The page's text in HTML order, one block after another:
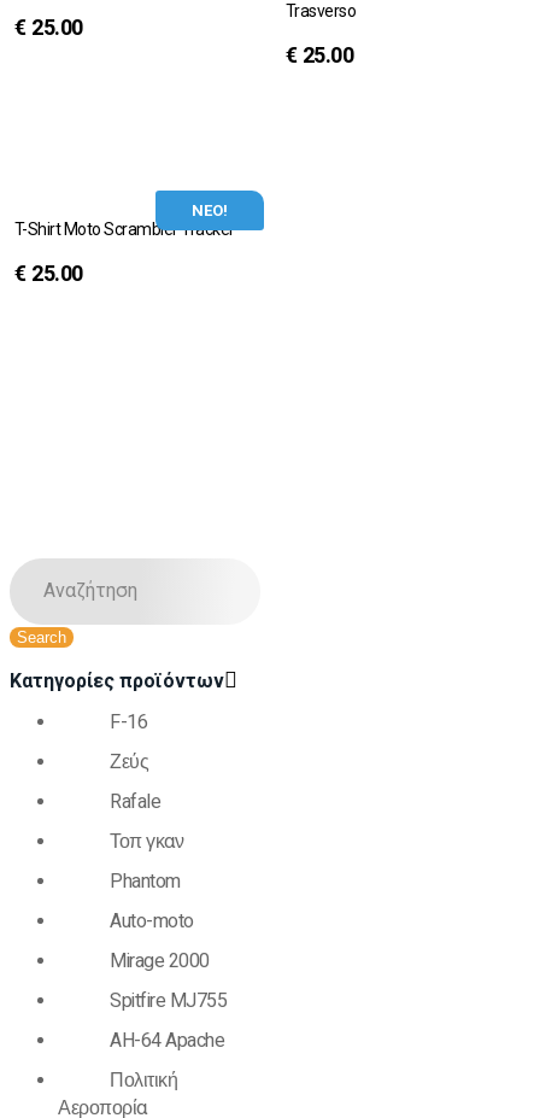
€ 25.00
Trasverso
€ 25.00
ΝΕΟ!
T-Shirt Moto Scrambler Tracker
€ 25.00
Κατηγορίες προϊόντων
F-16
Ζεύς
Rafale
Τοπ γκαν
Phantom
Auto-moto
Mirage 2000
Spitfire MJ755
AH-64 Apache
Πολιτική
Αεροπορία